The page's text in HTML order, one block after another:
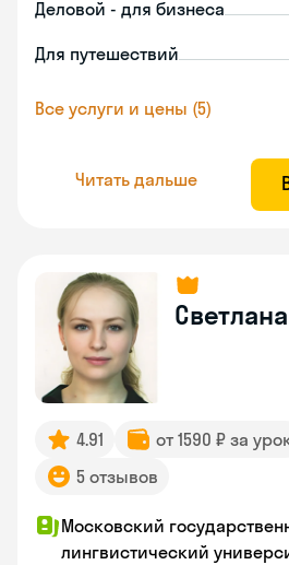
Деловой - для бизнеса
Для путешествий
Все услуги и цены (5)
Читать дальше
Светлана
4.91 от 1590 ₽ за
5 отзывов
Московский
лингвистический